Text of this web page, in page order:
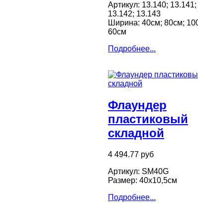
Артикул: 13.140; 13.141;
13.142; 13.143
Ширина: 40см; 80см;
60см
Подробнее...
Флаундер
пластиковый
складной
4 494.77 руб
Артикул: SM40G
Размер: 40х10,5см
Подробнее...